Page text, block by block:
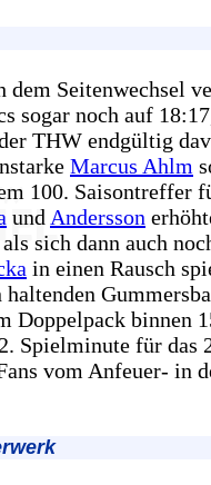
dem Seitenwechsel
sogar noch auf
THW endgültig
Marcus Ahlm
100. Saisontreffer
und Andersson
sich dann auch
in einen Rausch
Doppelpack binnen
Spielminute für das
vom Anfeuer- in